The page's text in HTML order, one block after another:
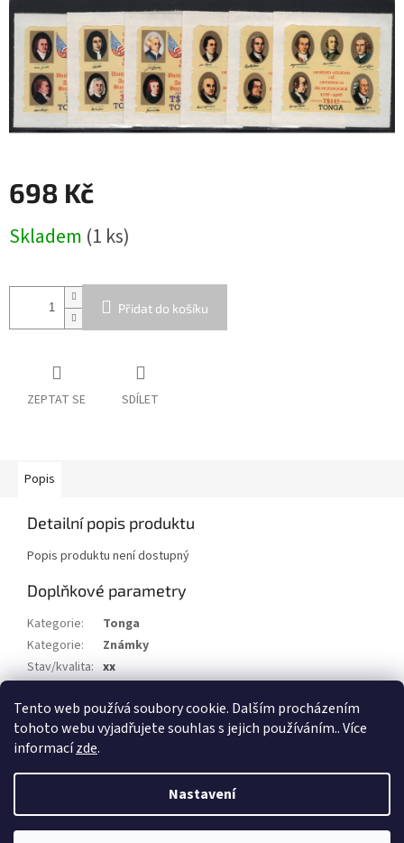
Tento web používá soubory cookie. Dalším procházením
tohoto webu vyjadřujete souhlas s jejich používáním.. Více
informacízde.
Nastavení
698 Kč
cena:
Skladem (1 ks)
Přidat do košíku
ZEPTAT SE SDÍLET
Popis
Detailní popis produktu
Popis produktu není dostupný
Doplňkové parametry
Kategorie:
Tonga
Kategorie:
Známky
Stav/kvalita: xx
Rok: 1976
Vytvořil Shoptet